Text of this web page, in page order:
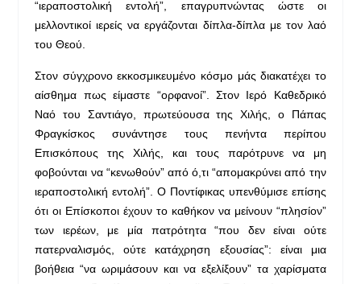
“ιεραποστολική εντολή”, επαγρυπνώντας ώστε οι
μελλοντικοί ιερείς να εργάζονται δίπλα-δίπλα με τον λαό
του Θεού.
Στον σύγχρονο εκκοσμικευμένο κόσμο μάς διακατέχει το
αίσθημα πως είμαστε “ορφανοί”. Στον Ιερό Καθεδρικό
Ναό του Σαντιάγο, πρωτεύουσα της Χιλής, ο Πάπας
Φραγκίσκος συνάντησε τους πενήντα περίπου
Επισκόπους της Χιλής, και τους παρότρυνε να μη
φοβούνται να “κενωθούν” από ό,τι “απομακρύνει από την
ιεραποστολική εντολή”. Ο Ποντίφικας υπενθύμισε επίσης
ότι οι Επίσκοποι έχουν το καθήκον να μείνουν “πλησίον”
των ιερέων, με μία πατρότητα “που δεν είναι ούτε
πατερναλισμός, ούτε κατάχρηση εξουσίας”: είναι μια
βοήθεια “να ωριμάσουν και να εξελίξουν” τα χαρίσματα